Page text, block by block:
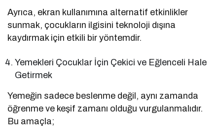
Ayrıca, ekran kullanımına alternatif etkinlikler
sunmak, çocukların ilgisini teknoloji dışına
kaydırmak için etkili bir yöntemdir.
Yemekleri Çocuklar İçin Çekici ve Eğlenceli Hale
Getirmek
Yemeğin sadece beslenme değil, aynı zamanda
öğrenme ve keşif zamanı olduğu vurgulanmalıdır.
Bu amaçla;